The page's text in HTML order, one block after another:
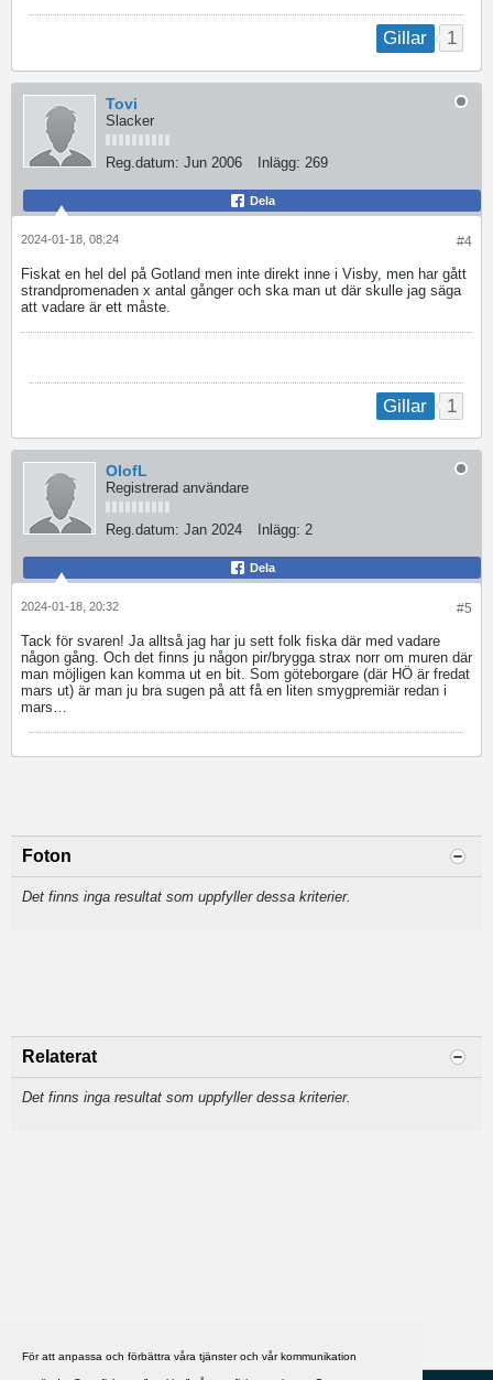
För att anpassa och förbättra våra tjänster och vår kommunikation
Gillar 1
Tovi
Slacker
Reg.datum: Jun 2006 Inlägg: 269
Dela
#4
2024-01-18, 08:24
Fiskat en hel del på Gotland men inte direkt inne i Visby, men har gått
strandpromenaden x antal gånger och ska man ut där skulle jag säga
att vadare är ett måste.
Gillar 1
OIofL
Registrerad användare
Reg.datum: Jan 2024 Inlägg: 2
Dela
#5
2024-01-18, 20:32
Tack för svaren! Ja alltså jag har ju sett folk fiska där med vadare
någon gång. Och det finns ju någon pir/brygga strax norr om muren där
man möjligen kan komma ut en bit. Som göteborgare (där HÖ är fredat
mars ut) är man ju bra sugen på att få en liten smygpremiär redan i
mars…
Foton
Det finns inga resultat som uppfyller dessa kriterier.
Relaterat
Det finns inga resultat som uppfyller dessa kriterier.